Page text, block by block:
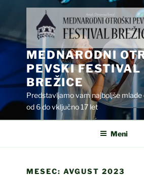
vsebino
MEDNARODNI
PEVSKI FESTIVAL
BREŽICE
Predstavljamo vam najboljše
od 6 do vključno 17 let
Meni
MESEC:AVGUST 2023